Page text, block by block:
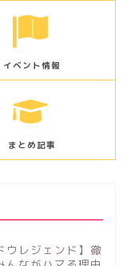
イベント情報
まとめ記事
ウレジェンド】徹